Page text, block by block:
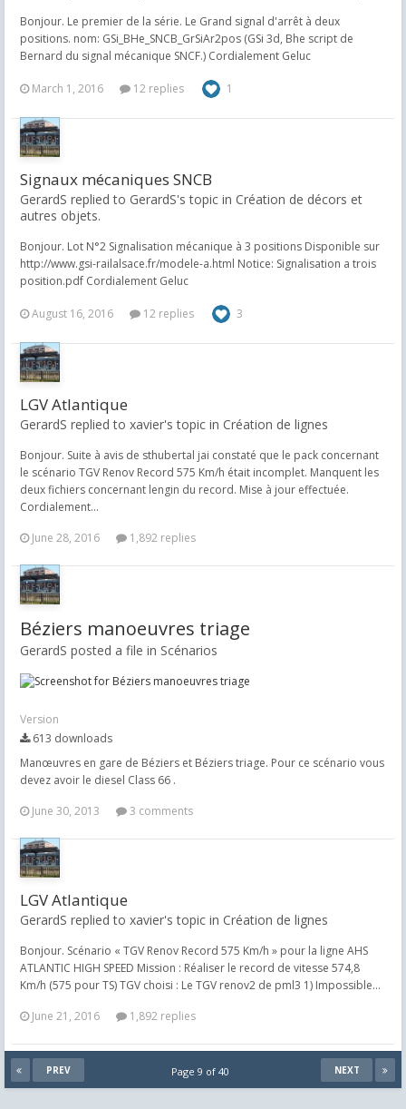
Bonjour. Le premier de la série. Le Grand signal d'arrêt à deux
positions. nom: GSi_BHe_SNCB_GrSiAr2pos​ (GSi 3d, Bhe script de
Bernard du signal mécanique SNCF.) Cordialement Geluc
March 1, 2016 12 replies 1
Signaux mécaniques SNCB
GerardS replied to GerardS's topic in Création de décors et
autres objets.
Bonjour. Lot N°2 Signalisation mécanique à 3 positions Disponible sur
http://www.gsi-railalsace.fr/modele-a.html Notice: Signalisation a trois
position.pdf Cordialement Geluc
August 16, 2016 12 replies 3
LGV Atlantique
GerardS replied to xavier's topic in Création de lignes
Bonjour. Suite à avis de sthubertal jai constaté que le pack concernant
le scénario TGV Renov Record 575 Km/h était incomplet. Manquent les
deux fichiers concernant lengin du record. Mise à jour effectuée.
Cordialement...
June 28, 2016
1,892 replies
Béziers manoeuvres triage
GerardS posted a file in Scénarios
Version
613 downloads
Manœuvres en gare de Béziers et Béziers triage. Pour ce scénario vous
devez avoir le diesel Class 66 .
June 30, 2013
3 comments
LGV Atlantique
GerardS replied to xavier's topic in Création de lignes
Bonjour. Scénario « TGV Renov Record 575 Km/h » pour la ligne AHS
ATLANTIC HIGH SPEED Mission : Réaliser le record de vitesse 574,8
Km/h (575 pour TS) TGV choisi : Le TGV renov2 de pml3 1) Impossible...
June 21, 2016
1,892 replies
PREV NEXT
Page 9 of 40